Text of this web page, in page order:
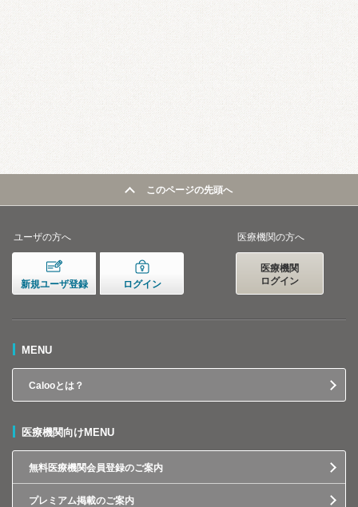
このページの先頭へ
ユーザの方へ
新規ユーザ登録 ログイン
医療機関の方へ
医療機関
ログイン
MENU
Calooとは？
医療機関向けMENU
無料医療機関会員登録のご案内
プレミアム掲載のご案内